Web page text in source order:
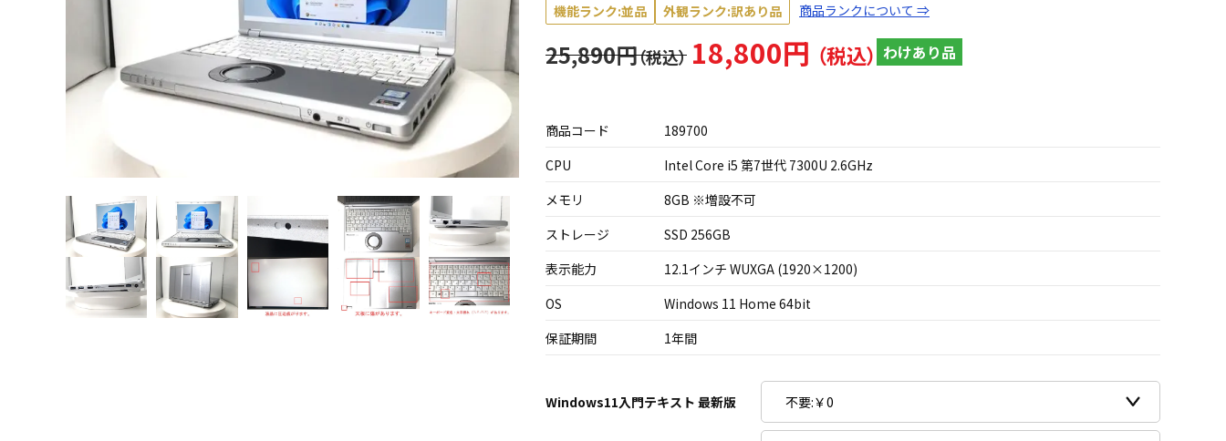
機能ランク:並品 外観ランク:訳あり品 商品ランクについて ⇒
18,800円 わけあり品
25,890円
商品コード
189700
CPU
Intel Core i5 第7世代 7300U 2.6GHz
メモリ
8GB ※増設不可
ストレージ
SSD 256GB
表示能力
12.1インチ WUXGA (1920×1200)
OS
Windows 11 Home 64bit
保証期間
1年間
Windows11入門テキスト 最新版